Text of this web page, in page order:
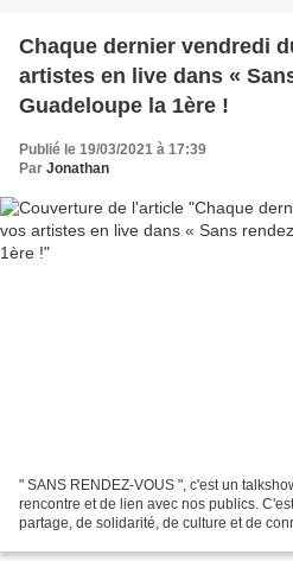
Chaque dernier vendredi
artistes en live dans «
Guadeloupe la 1ère !
Publié le 19/03/2021 à 17:39
Par Jonathan
" SANS RENDEZ-VOUS ", c'est un
rencontre et de lien avec nos publics.
partage, de solidarité, de culture et de